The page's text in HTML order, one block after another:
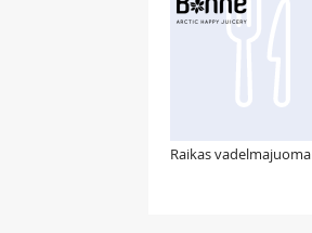
Raikas vadelmajuoma